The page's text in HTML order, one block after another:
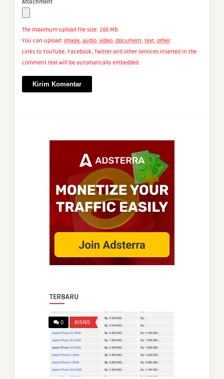
Attachment
The maximum upload file size: 100 MB.
You can upload: image, audio, video, document, text, other.
Links to YouTube, Facebook, Twitter and other services inserted in the
comment text will be automatically embedded.
TERBARU
0 BISNIS